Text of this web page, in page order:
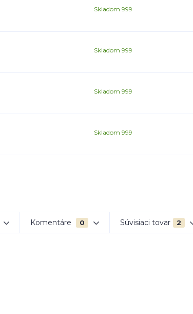
Skladom 999
Skladom 999
Skladom 999
Skladom 999
Komentáre 0 Súvisiaci tovar 2